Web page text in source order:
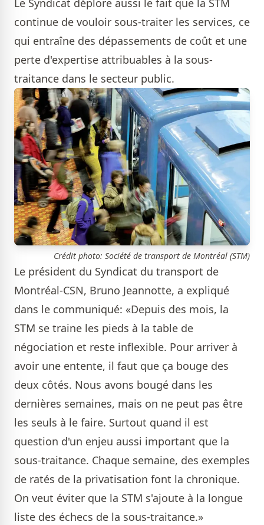
Le Syndicat déplore aussi le fait que la STM
continue de vouloir sous-traiter les services, ce
qui entraîne des dépassements de coût et une
perte d'expertise attribuables à la sous-
traitance dans le secteur public.
Crédit photo: Société de transport de Montréal (STM)
Le président du Syndicat du transport de
Montréal-CSN, Bruno Jeannotte, a expliqué
dans le communiqué: «Depuis des mois, la
STM se traine les pieds à la table de
négociation et reste inflexible. Pour arriver à
avoir une entente, il faut que ça bouge des
deux côtés. Nous avons bougé dans les
dernières semaines, mais on ne peut pas être
les seuls à le faire. Surtout quand il est
question d'un enjeu aussi important que la
sous-traitance. Chaque semaine, des exemples
de ratés de la privatisation font la chronique.
On veut éviter que la STM s'ajoute à la longue
liste des échecs de la sous-traitance.»